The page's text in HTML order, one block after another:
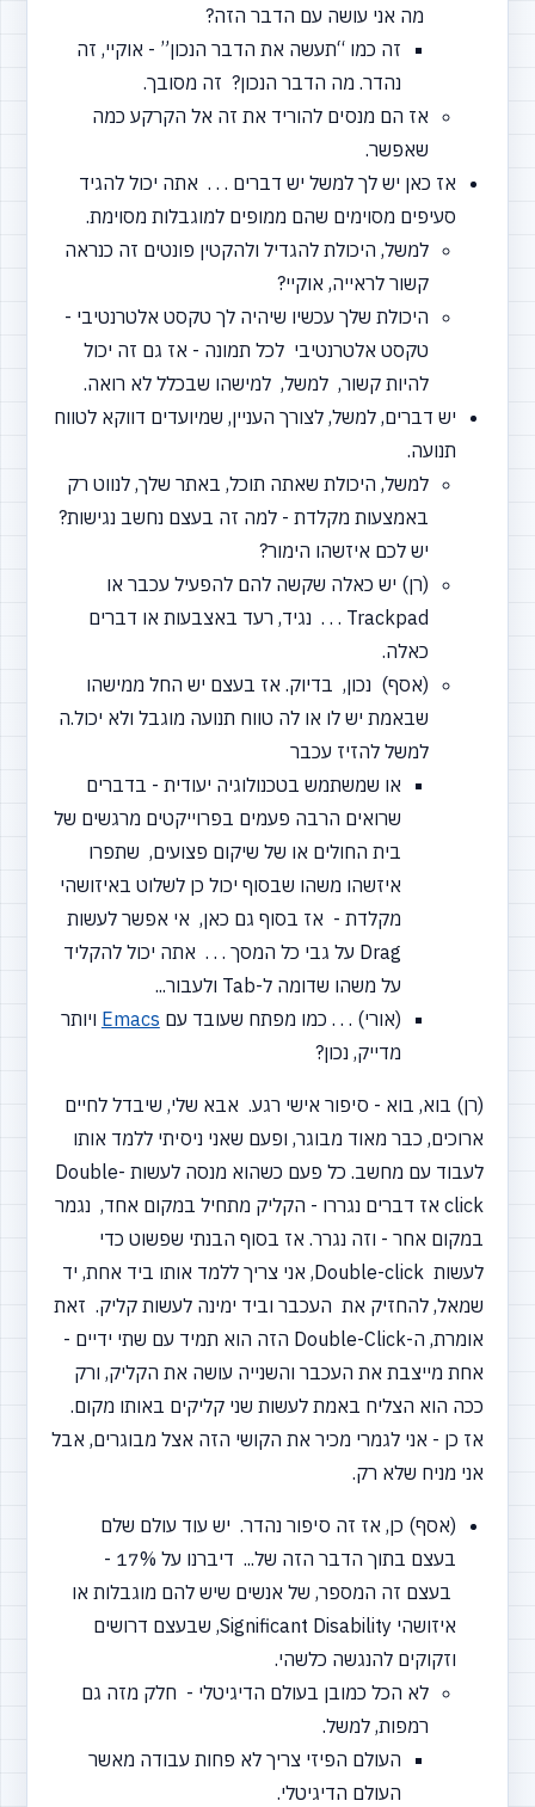
מה אני עושה עם הדבר הזה?
זה כמו “תעשה את הדבר הנכון” - אוקיי, זה
נהדר. מה הדבר הנכון? זה מסובך.
אז הם מנסים להוריד את זה אל הקרקע כמה
שאפשר.
אז כאן יש לך למשל יש דברים . . . אתה יכול להגיד
סעיפים מסוימים שהם ממופים למוגבלות מסוימת.
למשל, היכולת להגדיל ולהקטין פונטים זה כנראה
קשור לראייה, אוקיי?
היכולת שלך עכשיו שיהיה לך טקסט אלטרנטיבי -
טקסט אלטרנטיבי לכל תמונה - אז גם זה יכול
להיות קשור, למשל, למישהו שבכלל לא רואה.
יש דברים, למשל, לצורך העניין, שמיועדים דווקא לטווח
תנועה.
למשל, היכולת שאתה תוכל, באתר שלך, לנווט רק
באמצעות מקלדת - למה זה בעצם נחשב נגישות?
יש לכם איזשהו הימור?
(רן) יש כאלה שקשה להם להפעיל עכבר או
Trackpad . . . נגיד, רעד באצבעות או דברים
כאלה.
(אסף) נכון, בדיוק. אז בעצם יש החל ממישהו
שבאמת יש לו או לה טווח תנועה מוגבל ולא יכול.ה
למשל להזיז עכבר
או שמשתמש בטכנולוגיה יעודית - בדברים
שרואים הרבה פעמים בפרוייקטים מרגשים של
בית החולים או של שיקום פצועים, שתפרו
איזשהו משהו שבסוף יכול כן לשלוט באיזושהי
מקלדת - אז בסוף גם כאן, אי אפשר לעשות
Drag על גבי כל המסך . . . אתה יכול להקליד
על משהו שדומה ל-Tab ולעבור...
(אורי) . . . כמו מפתח שעובד עם Emacs ויותר
מדייק, נכון?
(רן) בוא, בוא - סיפור אישי רגע. אבא שלי, שיבדל לחיים
ארוכים, כבר מאוד מבוגר, ופעם שאני ניסיתי ללמד אותו
לעבוד עם מחשב. כל פעם כשהוא מנסה לעשות Double-
click אז דברים נגררו - הקליק מתחיל במקום אחד, נגמר
במקום אחר - וזה נגרר. אז בסוף הבנתי שפשוט כדי
לעשות Double-click, אני צריך ללמד אותו ביד אחת, יד
שמאל, להחזיק את העכבר וביד ימינה לעשות קליק. זאת
אומרת, ה-Double-Click הזה הוא תמיד עם שתי ידיים -
אחת מייצבת את העכבר והשנייה עושה את הקליק, ורק
ככה הוא הצליח באמת לעשות שני קליקים באותו מקום.
אז כן - אני לגמרי מכיר את הקושי הזה אצל מבוגרים, אבל
אני מניח שלא רק.
(אסף) כן, אז זה סיפור נהדר. יש עוד עולם שלם
בעצם בתוך הדבר הזה של... דיברנו על 17% -
בעצם זה המספר, של אנשים שיש להם מוגבלות או
איזושהי Significant Disability, שבעצם דרושים
וזקוקים להנגשה כלשהי.
לא הכל כמובן בעולם הדיגיטלי - חלק מזה גם
רמפות, למשל.
העולם הפיזי צריך לא פחות עבודה מאשר
העולם הדיגיטלי.